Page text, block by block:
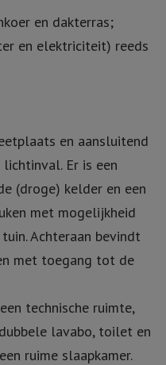
en dakterras;
en elektriciteit) reeds
en aansluitend
Er is een
(droge) kelder en een
met mogelijkheid
Achteraan bevindt
met toegang tot de
technische ruimte,
lavabo, toilet en
ruime slaapkamer.